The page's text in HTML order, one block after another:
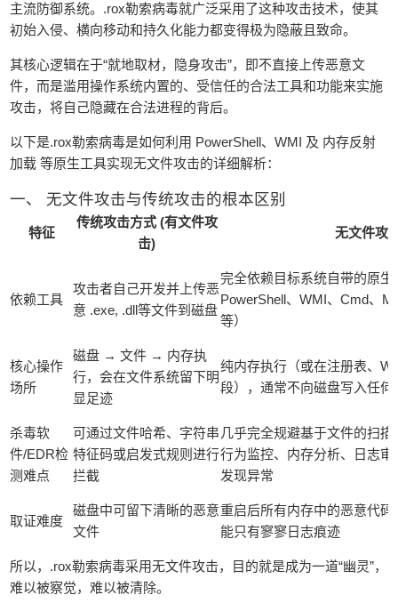
主流防御系统。.rox勒索病毒就广泛采用了这种攻击技术，使其
初始入侵、横向移动和持久化能力都变得‌极为隐蔽且致命‌。
其核心逻辑在于‌“就地取材，隐身攻击”‌，即不直接上传恶意文
件，而是滥用操作系统内置的、受信任的合法工具和功能来实施
攻击，将自己隐藏在合法进程的背后。
以下是.rox勒索病毒是如何利用 ‌PowerShell‌、‌WMI‌ 及 ‌内存反射
加载‌ 等原生工具实现无文件攻击的详细解析：
‌一、 无文件攻击与传统攻击的根本区别‌
特征
传统攻击方式 (有文件攻
击)
无文件攻
‌依赖工具‌
攻击者自己开发并上传恶
意 .exe, .dll等文件到磁盘
完全依赖目标系统自带的原
PowerShell、WMI、Cmd、
等）
‌核心操作
场所‌
‌磁盘 → 文件 → 内存执
行‌，会在文件系统留下明
显足迹
纯内存执行‌（或在注册表、
段），通常不向磁盘写入任何
‌杀毒软
件/EDR检
测难点‌
可通过文件哈希、字符串
特征码或启发式规则进行
拦截
几乎完全规避基于文件的扫
行为监控、内存分析、日志
发现异常
‌取证难度‌
磁盘中可留下清晰的恶意
文件
重启后所有内存中的恶意代
能只有寥寥日志痕迹
‌所以，.rox勒索病毒采用无文件攻击，目的就是成为一道“幽灵”，
难以被察觉，难以被清除。‌